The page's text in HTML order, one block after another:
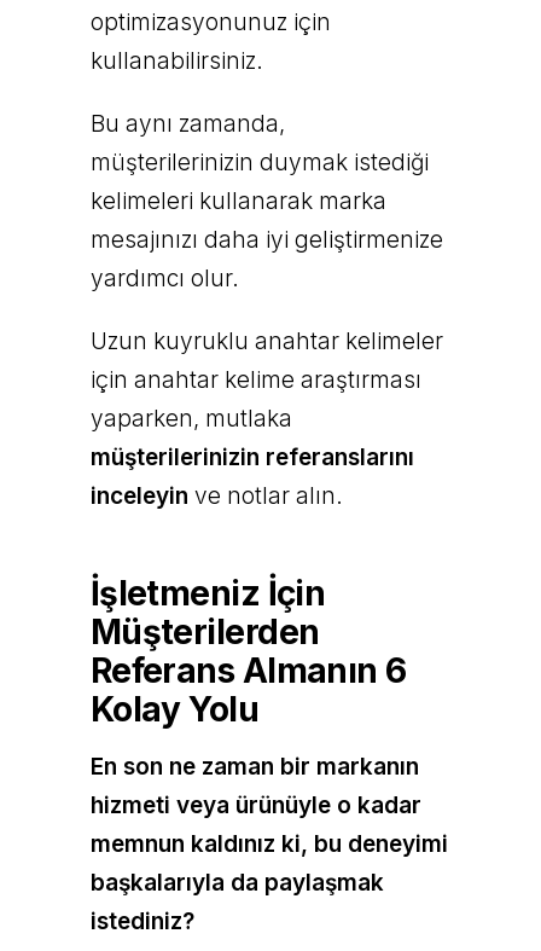
optimizasyonunuz için
kullanabilirsiniz.
Bu aynı zamanda,
müşterilerinizin duymak istediği
kelimeleri kullanarak marka
mesajınızı daha iyi geliştirmenize
yardımcı olur.
Uzun kuyruklu anahtar kelimeler
için anahtar kelime araştırması
yaparken, mutlaka
müşterilerinizin referanslarını
inceleyin ve notlar alın.
İşletmeniz İçin
Müşterilerden
Referans Almanın 6
Kolay Yolu
En son ne zaman bir markanın
hizmeti veya ürünüyle o kadar
memnun kaldınız ki, bu deneyimi
başkalarıyla da paylaşmak
istediniz?